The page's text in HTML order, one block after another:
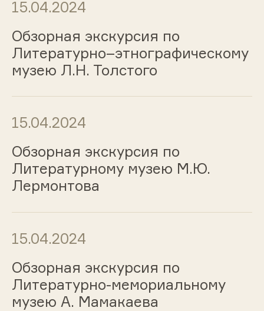
15.04.2024
Обзорная экскурсия по
Литературно–этнографическому
музею Л.Н. Толстого
15.04.2024
Обзорная экскурсия по
Литературному музею М.Ю.
Лермонтова
15.04.2024
Обзорная экскурсия по
Литературно-мемориальному
музею А. Мамакаева